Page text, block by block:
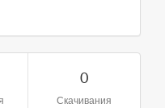
0
Скачивания